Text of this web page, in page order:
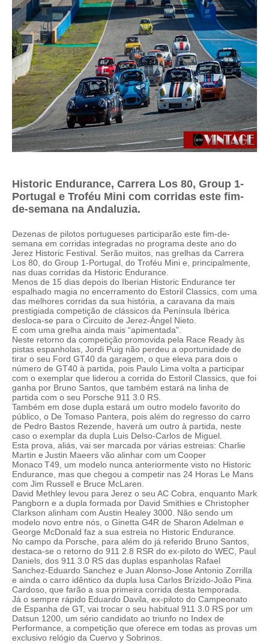
Historic Endurance, Carrera Los 80, Group 1-
Portugal e Troféu Mini com corridas este fim-
de-semana na Andaluzia.
Dezenas de pilotos portugueses participarão este fim-de-
semana em corridas integradas no programa deste ano do
Jerez Historic Festival. Serão muitos, nas grelhas da Carrera
Los 80, do Group 1-Portugal, do Troféu Mini e, principalmente,
nas duas corridas da Historic Endurance.
Menos de 15 dias depois do Iberian Historic Endurance ter
espalhado magia no encerramento do Estoril Classics, com uma
das melhores corridas da sua história, a caravana da mais
prestigiada competição de clássicos da Península Ibérica
desloca-se para o Circuito de Jerez-Ángel Nieto.
E com uma grelha ainda mais “apimentada”.
Neste retorno da competição promovida pela Race Ready às
pistas espanholas, Jordi Puig não perdeu a oportunidade de
tirar o seu Ford GT40 da garagem, o que eleva para dois o
número de GT40 à partida, pois Paulo Lima volta a participar
com o exemplar que liderou a corrida do Estoril Classics, que foi
ganha por Bruno Santos, que também estará na linha de
partida com o seu Porsche 911 3.0 RS.
Também em dose dupla estará um outro modelo favorito do
público, o De Tomaso Pantera, pois além do regresso do carro
de Pedro Bastos Rezende, haverá um outro à partida, neste
caso o exemplar da dupla Luis Delso-Carlos de Miguel.
Esta prova, aliás, vai ser marcada por várias estreias: Charlie
Martin e Justin Maeers vão alinhar com um Cooper
Monaco T49, um modelo nunca anteriormente visto no Historic
Endurance, mas que chegou a competir nas 24 Horas Le Mans
com Jim Russell e Bruce McLaren.
David Methley levou para Jerez o seu AC Cobra, enquanto Mark
Pangborn e a dupla formada por David Smithies e Christopher
Clarkson alinham com Austin Healey 3000. Não sendo um
modelo novo entre nós, o Ginetta G4R de Sharon Adelman e
George McDonald faz a sua estreia no Historic Endurance.
No campo da Porsche, para além do já referido Bruno Santos,
destaca-se o retorno do 911 2.8 RSR do ex-piloto do WEC, Paul
Daniels, dos 911 3.0 RS das duplas espanholas Rafael
Sanchez-Eduardo Sanchez e Juan Alonso-Jose Antonio Zorrilla
e ainda o carro idêntico da dupla lusa Carlos Brízido-João Pina
Cardoso, que farão a sua primeira corrida desta temporada.
Já o sempre rápido Eduardo Davila, ex-piloto do Campeonato
de Espanha de GT, vai trocar o seu habitual 911 3.0 RS por um
Datsun 1200, um sério candidato ao triunfo no Index de
Performance, a competição que oferece em todas as provas um
exclusivo relógio da Cuervo y Sobrinos.